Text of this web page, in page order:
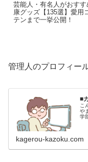
芸能人・有名人がおす
康グッズ【135選】愛用
テンまで一挙公開！
管理人のプロフィー
■
こ
や
学
kagerou-kazoku.com